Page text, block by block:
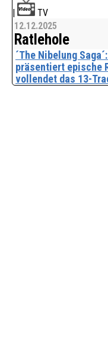
TV
12.12.2025
Ratlehole
´The Nibelung
präsentiert epische
vollendet das 13-